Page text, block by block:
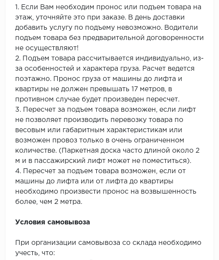
1. Если Вам необходим пронос или подъем товара на
этаж, уточняйте это при заказе. В день доставки
добавить услугу по подъему невозможно. Водители
подъем товара без предварительной договоренности
не осуществляют!
2. Подъем товара рассчитывается индивидуально, из-
за особенностей и характера груза. Расчет ведется
поэтажно. Пронос груза от машины до лифта и
квартиры не должен превышать 17 метров, в
противном случае будет произведен пересчет.
3. Пересчет за подъем товара возможен, если лифт
не позволяет производить перевозку товара по
весовым или габаритным характеристикам или
возможен провоз только в очень ограниченном
количестве. (Паркетная доска часто длиной около 2
м и в пассажирский лифт может не поместиться).
4. Пересчет за подъем товара возможен, если от
машины до лифта или от лифта до квартиры
необходимо произвести пронос на возвышенность
более, чем 2 метра.
Условия самовывоза
При организации самовывоза со склада необходимо
учесть, что: